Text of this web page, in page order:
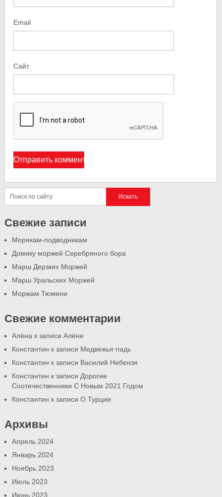
Email
Сайт
Свежие записи
Морякам-подводникам
Домику моржей Серебряного бора
Марш Дерзких Моржей
Марш Уральских Моржей
Моржам Тюмени
Свежие комментарии
Алёна к записи Алёне
Константин к записи Медвежья падь
Константин к записи Василий Небензя
Константин к записи Дорогие
Соотечественники С Новым 2021 Годом
Константин к записи О Турции
Архивы
Апрель 2024
Январь 2024
Ноябрь 2023
Июль 2023
Июнь 2023